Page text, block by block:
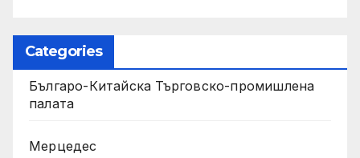
Categories
Българо-Китайска Търговско-промишлена
палaта
Мерцедес